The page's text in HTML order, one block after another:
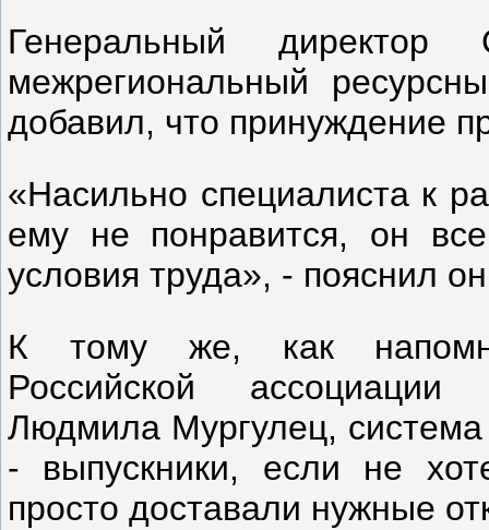
Генеральный директор
межрегиональный
добавил, что принуждение
«Насильно специалиста к
ему не понравится, он
условия труда», - пояснил
К тому же, как
Российской ассоциации
Людмила Мургулец,
- выпускники, если не
просто доставали нужные